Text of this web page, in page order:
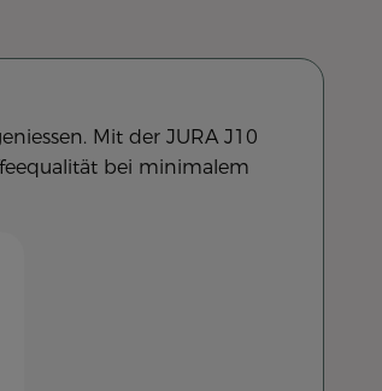
Mit der JURA J10
bei minimalem